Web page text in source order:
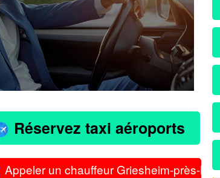
Réservez taxi aéroports
Appeler un chauffeur Griesheim-près-